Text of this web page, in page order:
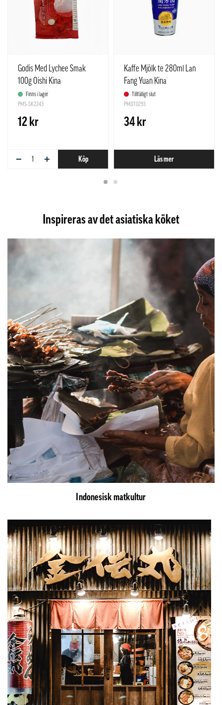
Godis Med Lychee Smak
100g Oishi Kina
Finns i lager
PMS-SK2243
12 kr
− + Köp
Kaffe Mjölk te 280ml Lan
Fang Yuan Kina
Tillfälligt slut
PMDT0293
34 kr
Läs mer
Inspireras av det asiatiska köket
Indonesisk matkultur